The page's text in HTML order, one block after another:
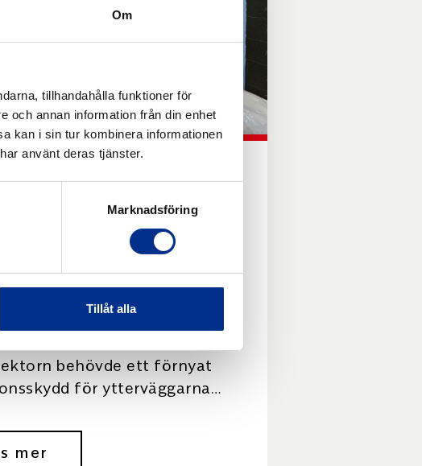
Om
tillhandahålla funktioner för
och annan information från din enhet
kan i sin tur kombinera informationen
använt deras tjänster.
Marknadsföring
Tillåt alla
filter för
behövde ett förnyat
för ytterväggarna
Miljön i filtret
korrosiv […]
mer